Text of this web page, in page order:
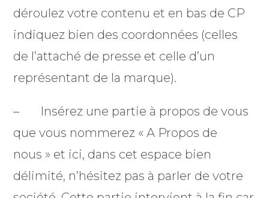
déroulez votre contenu et en bas de CP
indiquez bien des coordonnées (celles
de l’attaché de presse et celle d’un
représentant de la marque).
– Insérez une partie à propos de vous
que vous nommerez « A Propos de
nous » et ici, dans cet espace bien
délimité, n’hésitez pas à parler de votre